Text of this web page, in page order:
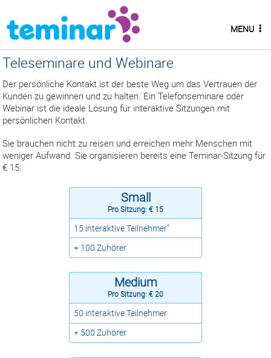
Teleseminare und Webinare
Der persönliche Kontakt ist der beste Weg um das Vertrauen der
Kunden zu gewinnen und zu halten. Ein Telefonseminare oder
Webinar ist die ideale Lösung für interaktive Sitzungen mit
persönlichen Kontakt.
Sie brauchen nicht zu reisen und erreichen mehr Menschen mit
weniger Aufwand. Sie organisieren bereits eine Teminar-Sitzung für
€ 15:
Small
Pro Sitzung: € 15
15 interaktive Teilnehmer*
+ 100 Zuhörer
Medium
Pro Sitzung: € 20
50 interaktive Teilnehmer
+ 500 Zuhörer
MENU